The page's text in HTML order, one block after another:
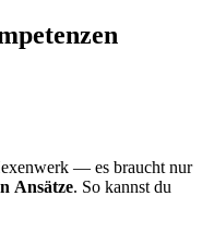
— es braucht nur
Ansätze. So kannst du